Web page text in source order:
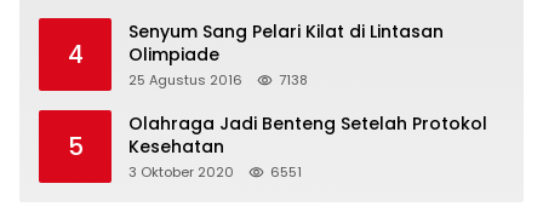
4
Senyum Sang Pelari Kilat di Lintasan
Olimpiade
25 Agustus 2016 7138
5
Olahraga Jadi Benteng Setelah Protokol
Kesehatan
3 Oktober 2020 6551